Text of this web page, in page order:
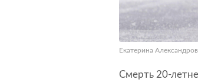
Екатерина
Смерть 20-